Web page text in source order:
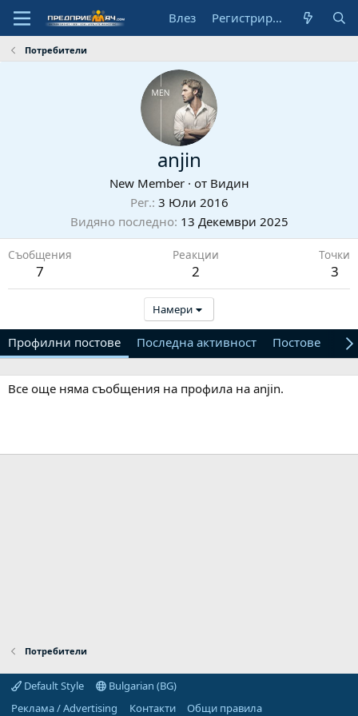
Влез Регистрирай се
Потребители
anjin
New Member · от Видин
Рег. 3 Юли 2016
Видяно последно 13 Декември 2025
Съобщения
7
Реакции
2
Точки
3
Намери
Профилни постове Последна активност Постове
Все още няма съобщения на профила на anjin.
Потребители
Default Style
Bulgarian (BG)
Реклама / Advertising
Контакти
Общи правила